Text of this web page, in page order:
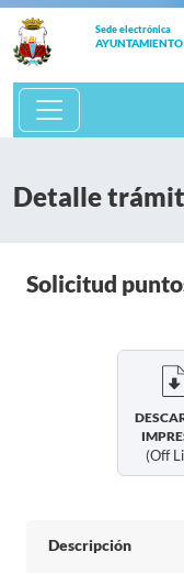
Sede electrónica
AYUNTAMIENTO
Detalle
Solicitud
(off
Descripción